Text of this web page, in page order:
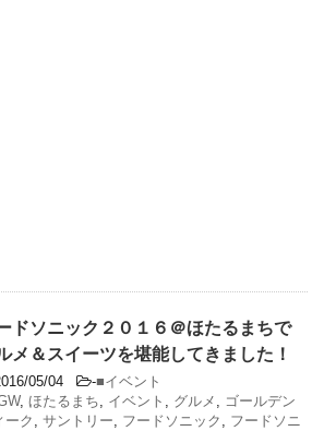
ドソニック２０１６＠ほたるまちで
メ＆スイーツを堪能してきました！
05/04 -■イベント
, ほたるまち, イベント , グルメ , ゴールデン
ーク , サントリー, フードソニック , フードソニ